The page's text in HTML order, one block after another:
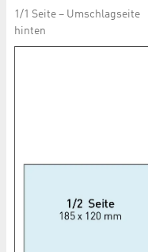
1/1 Seite – Umschlagseite
hinten